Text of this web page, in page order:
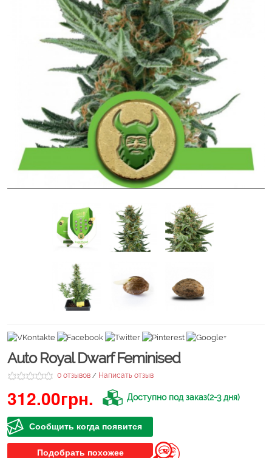
Auto Royal Dwarf Feminised
0 отзывов / Написать отзыв
312.00грн. Доступно под заказ(2-3 дня)
Сообщить когда появится
Подобрать похожее